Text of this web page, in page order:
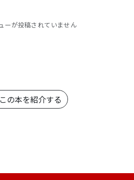
ーが投稿されていません
この本を紹介する